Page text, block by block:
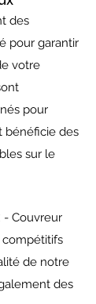
des
pour garantir
votre
pour
bénéficie des
sur le
- Couvreur
compétitifs
de notre
des